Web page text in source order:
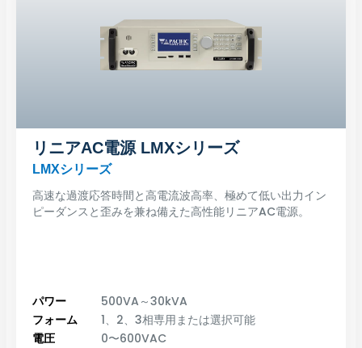
リニアAC電源 LMXシリーズ
LMXシリーズ
高速な過渡応答時間と高電流波高率、極めて低い出力イン
ピーダンスと歪みを兼ね備えた高性能リニアAC電源。
パワー
500VA～30kVA
フォーム
1、2、3相専用または選択可能
電圧
0〜600VAC